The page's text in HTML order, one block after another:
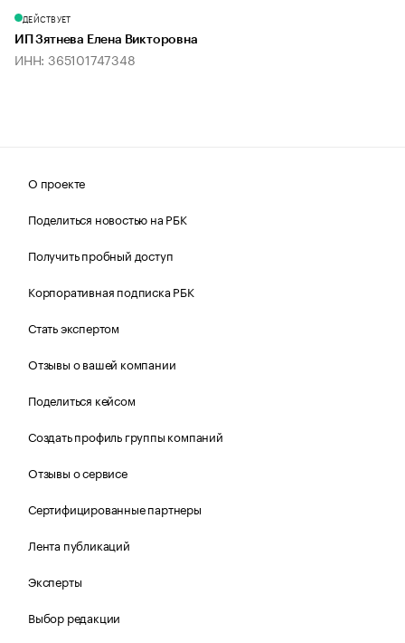
ДЕЙСТВУЕТ
ИП Зятнева Елена Викторовна
ИНН: 365101747348
О проекте
Поделиться новостью на РБК
Получить пробный доступ
Корпоративная подписка РБК
Стать экспертом
Отзывы о вашей компании
Поделиться кейсом
Создать профиль группы компаний
Отзывы о сервисе
Сертифицированные партнеры
Лента публикаций
Эксперты
Выбор редакции